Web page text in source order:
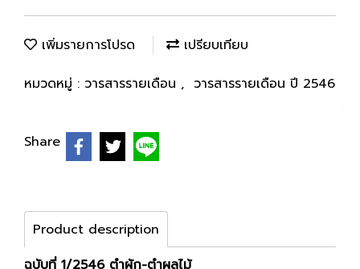
เพิ่มรายการโปรด
เปรียบเทียบ
หมวดหมู่ : วารสารรายเดือน , วารสารรายเดือน ปี 2546
Share
Product description
ฉบับที่ 1/2546 ตำผัก-ตำผลไม้